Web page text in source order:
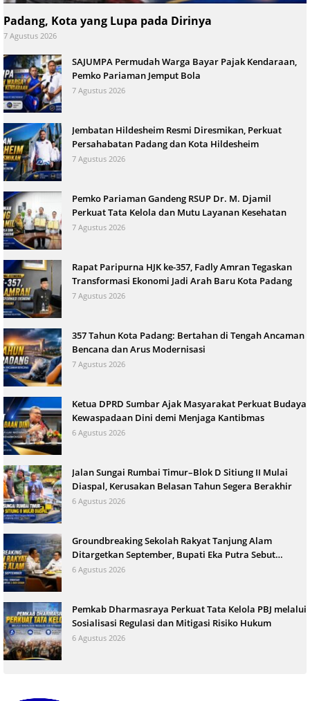
Padang, Kota yang Lupa pada Dirinya
7 Agustus 2026
SAJUMPA Permudah Warga Bayar Pajak Kendaraan,
Pemko Pariaman Jemput Bola
7 Agustus 2026
Jembatan Hildesheim Resmi Diresmikan, Perkuat
Persahabatan Padang dan Kota Hildesheim
7 Agustus 2026
Pemko Pariaman Gandeng RSUP Dr. M. Djamil
Perkuat Tata Kelola dan Mutu Layanan Kesehatan
7 Agustus 2026
Rapat Paripurna HJK ke-357, Fadly Amran Tegaskan
Transformasi Ekonomi Jadi Arah Baru Kota Padang
7 Agustus 2026
357 Tahun Kota Padang: Bertahan di Tengah Ancaman
Bencana dan Arus Modernisasi
7 Agustus 2026
Ketua DPRD Sumbar Ajak Masyarakat Perkuat Budaya
Kewaspadaan Dini demi Menjaga Kantibmas
6 Agustus 2026
Jalan Sungai Rumbai Timur–Blok D Sitiung II Mulai
Diaspal, Kerusakan Belasan Tahun Segera Berakhir
6 Agustus 2026
Groundbreaking Sekolah Rakyat Tanjung Alam
Ditargetkan September, Bupati Eka Putra Sebut
Terbesar di Indonesia
6 Agustus 2026
Pemkab Dharmasraya Perkuat Tata Kelola PBJ melalui
Sosialisasi Regulasi dan Mitigasi Risiko Hukum
6 Agustus 2026